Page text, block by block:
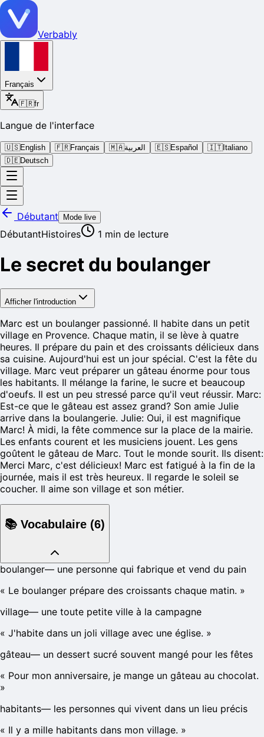
Verbably
Français
🇫🇷fr
Langue de l'interface
🇺🇸English 🇫🇷Français 🇲🇦العربية 🇪🇸Español 🇮🇹Italiano
🇩🇪Deutsch
Débutant Mode live
DébutantHistoires 1 min de lecture
Le secret du boulanger
Afficher l'introduction
Marc est un boulanger passionné. Il habite dans un petit
village en Provence. Chaque matin, il se lève à quatre
heures. Il prépare du pain et des croissants délicieux dans
sa cuisine. Aujourd'hui est un jour spécial. C'est la fête du
village. Marc veut préparer un gâteau énorme pour tous
les habitants. Il mélange la farine, le sucre et beaucoup
d'oeufs. Il est un peu stressé parce qu'il veut réussir. Marc:
Est-ce que le gâteau est assez grand? Son amie Julie
arrive dans la boulangerie. Julie: Oui, il est magnifique
Marc! À midi, la fête commence sur la place de la mairie.
Les enfants courent et les musiciens jouent. Les gens
goûtent le gâteau de Marc. Tout le monde sourit. Ils disent:
Merci Marc, c'est délicieux! Marc est fatigué à la fin de la
journée, mais il est très heureux. Il regarde le soleil se
coucher. Il aime son village et son métier.
📚 Vocabulaire (6)
boulanger— une personne qui fabrique et vend du pain
« Le boulanger prépare des croissants chaque matin. »
village— une toute petite ville à la campagne
« J'habite dans un joli village avec une église. »
gâteau— un dessert sucré souvent mangé pour les fêtes
« Pour mon anniversaire, je mange un gâteau au chocolat.
»
habitants— les personnes qui vivent dans un lieu précis
« Il y a mille habitants dans mon village. »